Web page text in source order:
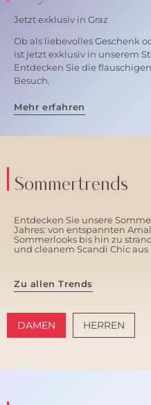
Jetzt exklusiv in Graz
Ob als liebevolles Geschenk
ist jetzt exklusiv in unserem
Entdecken Sie die
Besuch.
Mehr erfahren
Sommertrends
Entdecken Sie unsere
Jahres: von entspannten
Sommerlooks bis hin zu
und cleanem Scandi Chic
Zu allen Trends
DAMEN HERREN